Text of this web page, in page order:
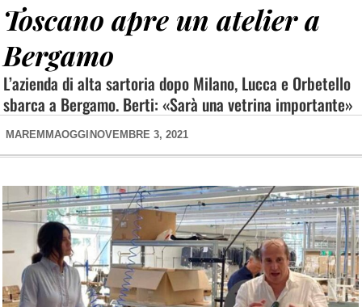
Toscano apre un atelier a
Bergamo
L’azienda di alta sartoria dopo Milano, Lucca e Orbetello
sbarca a Bergamo. Berti: «Sarà una vetrina importante»
MAREMMAOGGI NOVEMBRE 3, 2021